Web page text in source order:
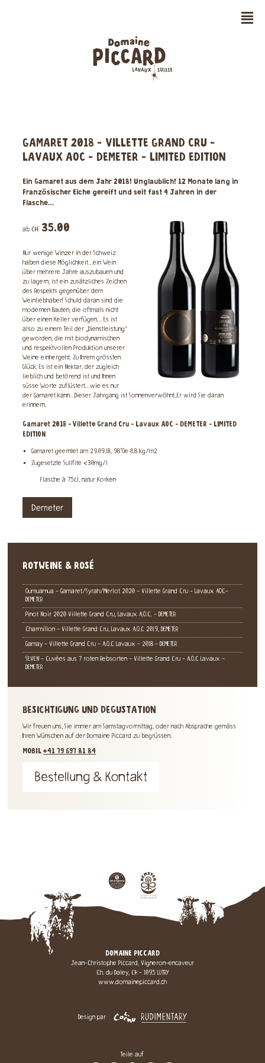
n
GAMARET 2018 - VILLETTE GRAND CRU -
LAVAUX AOC - DEMETER - LIMITED EDITION
Ein Gamaret aus dem Jahr 2018! Unglaublich! 12 Monate lang in
Französischer Eiche gereift und seit fast 4 Jahren in der
Flasche…
ab CHF 35.00
Nur wenige Winzer in der Schweiz
haben diese Möglichkeit…ein Wein
über mehrere Jahre auszubauen und
zu lagern, ist ein zusätzliches Zeichen
des Respekts gegenüber dem
Weinliebhaber! Schuld daran sind die
modernen Bauten, die oftmals nicht
über einen Keller verfügen… Es ist
also zu einem Teil der „Dienstleistung“
geworden, die mit biodynamischen
und respektvollen Produktion unserer
Weine einhergeht. Zu Ihrem grössten
Glück. Es ist ein Nektar, der zugleich
lieblich und betörend ist und Ihnen
süsse Worte zuflüstert…wie es nur
der Gamaret kann…Dieser Jahrgang ist Sonnenverwöhnt..Er wird Sie daran
erinnern.
Gamaret 2018 - Villette Grand Cru - Lavaux AOC - DEMETER - LIMITED
EDITION
Gamaret geerntet am 29.09.18, 98°Oe 0.8 kg/m2
Zugesetzte Sullfite <30mg/l
Flasche à 75cl, natur Korken
Demeter
ROTWEINE & ROSÉ
Oumuamua - Gamaret/Syrah/Merlot 2020 - Villette Grand Cru - Lavaux AOC-
DEMETER
Pinot Noir 2020 Villette Grand Cru, Lavaux A.O.C. - DEMETER
Charmillon - Villette Grand Cru, Lavaux A.O.C 2019, DEMETER
Gamay - Villette Grand Cru - A.O.C Lavaux - 2018 - DEMETER
SEVEN - Cuvées aus 7 roten Rebsorten - Villette Grand Cru - A.O.C Lavaux -
DEMETER
BESICHTIGUNG UND DEGUSTATION
Wir freuen uns, Sie immer am Samstagvormittag, oder nach Absprache gemäss
Ihren Wünschen auf der Domaine Piccard zu begrüssen.
MOBIL+41 79 697 81 84
Bestellung & Kontakt
DOMAINE PICCARD
Jean-Christophe Piccard, Vigneron-encaveur
Ch. du Daley, CH - 1095 LUTRY
www.domainepiccard.ch
Design par
Teile auf